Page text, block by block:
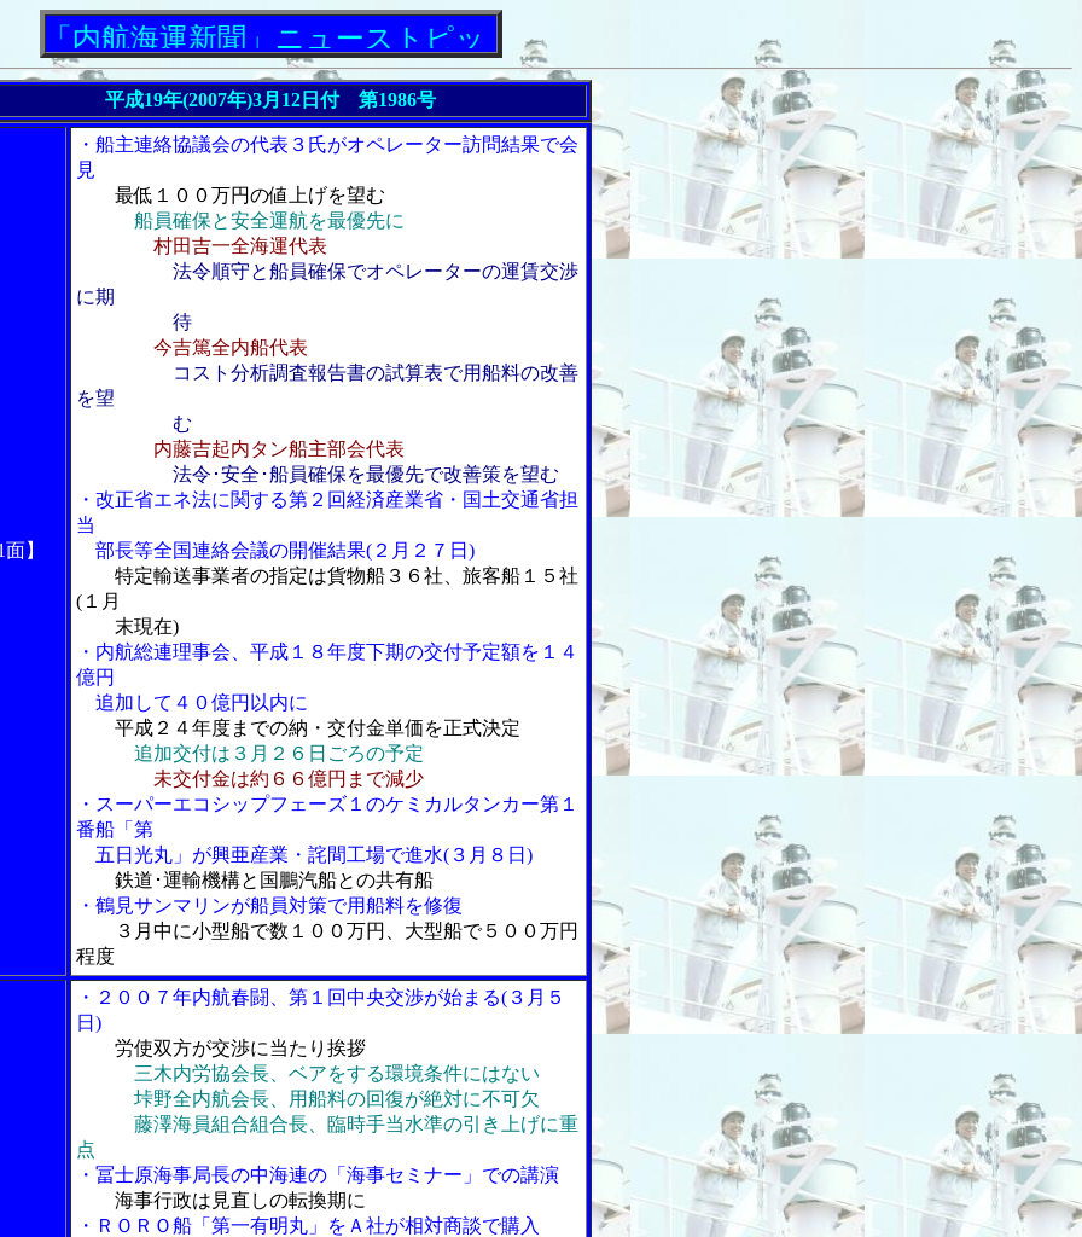
海運新聞」ニューストピックス
平成19年(2007年)3月12日付 第1986号
】
・船主連絡協議会の代表３氏がオペレーター訪問結果で会
見
最低１００万円の値上げを望む
船員確保と安全運航を最優先に
村田吉一全海運代表
法令順守と船員確保でオペレーターの運賃交渉
に期
待
今吉篤全内船代表
コスト分析調査報告書の試算表で用船料の改善
を望
む
内藤吉起内タン船主部会代表
法令･安全･船員確保を最優先で改善策を望む
・改正省エネ法に関する第２回経済産業省・国土交通省担
当
部長等全国連絡会議の開催結果(２月２７日)
特定輸送事業者の指定は貨物船３６社、旅客船１５社
(１月
末現在)
・内航総連理事会、平成１８年度下期の交付予定額を１４
億円
追加して４０億円以内に
平成２４年度までの納・交付金単価を正式決定
追加交付は３月２６日ごろの予定
未交付金は約６６億円まで減少
・スーパーエコシップフェーズ１のケミカルタンカー第１
番船「第
五日光丸」が興亜産業・詫間工場で進水(３月８日)
鉄道･運輸機構と国鵬汽船との共有船
・鶴見サンマリンが船員対策で用船料を修復
３月中に小型船で数１００万円、大型船で５００万円
程度
・２００７年内航春闘、第１回中央交渉が始まる(３月５
日)
労使双方が交渉に当たり挨拶
三木内労協会長、ベアをする環境条件にはない
垰野全内航会長、用船料の回復が絶対に不可欠
藤澤海員組合組合長、臨時手当水準の引き上げに重
点
・冨士原海事局長の中海連の「海事セミナー」での講演
海事行政は見直しの転換期に
・ＲＯＲＯ船「第一有明丸」をＡ社が相対商談で購入